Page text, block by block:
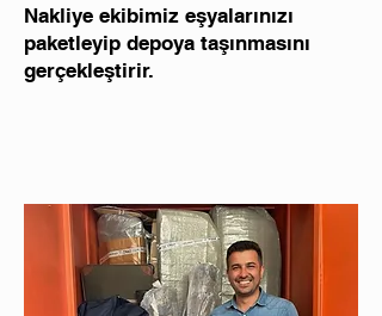
Nakliye ekibimiz eşyalarınızı
paketleyip depoya taşınmasını
gerçekleştirir.